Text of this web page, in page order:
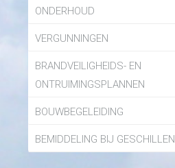
ONDERHOUD
VERGUNNINGEN
BRANDVEILIGHEIDS- EN
ONTRUIMINGSPLANNEN
BOUWBEGELEIDING
BEMIDDELING BIJ GESCHILLEN